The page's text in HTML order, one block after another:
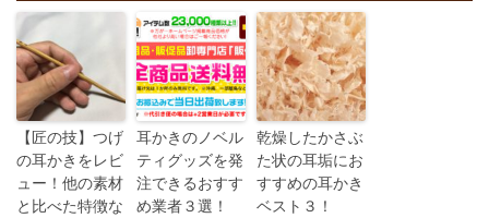
【匠の技】つげ
の耳かきをレビ
ュー！他の素材
と比べた特徴な
耳かきのノベル
ティグッズを発
注できるおすす
め業者３選！
乾燥したかさぶ
た状の耳垢にお
すすめの耳かき
ベスト３！